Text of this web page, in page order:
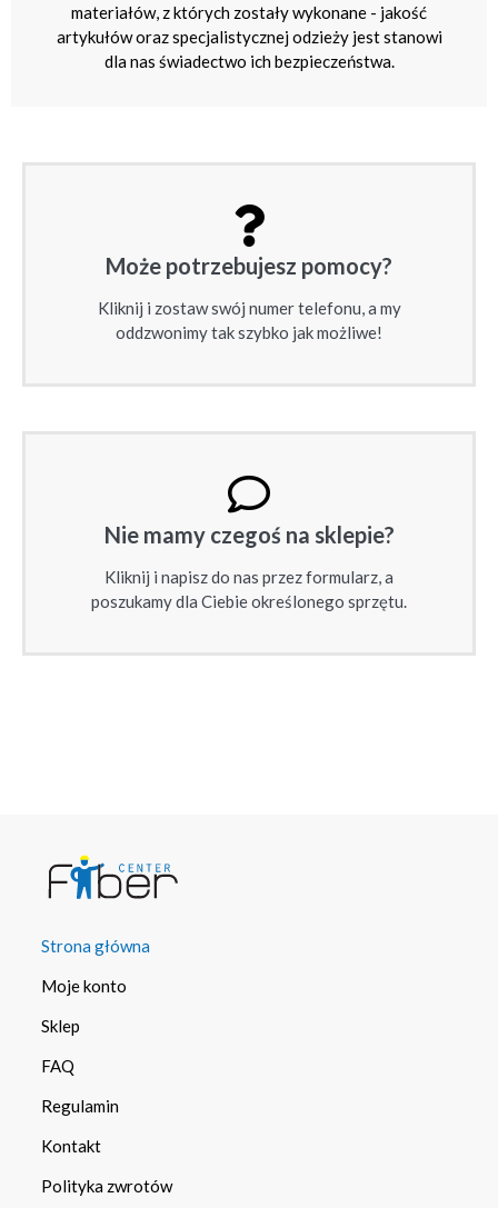
materiałów, z których zostały wykonane - jakość
artykułów oraz specjalistycznej odzieży jest stanowi
dla nas świadectwo ich bezpieczeństwa.
Może potrzebujesz pomocy?
Kliknij i zostaw swój numer telefonu, a my
oddzwonimy tak szybko jak możliwe!
Nie mamy czegoś na sklepie?
Kliknij i napisz do nas przez formularz, a
poszukamy dla Ciebie określonego sprzętu.
Strona główna
Moje konto
Sklep
FAQ
Regulamin
Kontakt
Polityka zwrotów